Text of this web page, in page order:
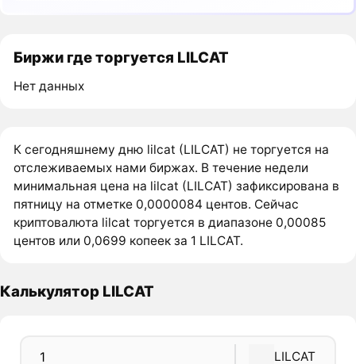
Биржи где торгуется LILCAT
Нет данных
К сегодняшнему дню lilcat (LILCAT) не торгуется на
отслеживаемых нами биржах. В течение недели
минимальная цена на lilcat (LILCAT) зафиксирована в
пятницу на отметке 0,0000084 центов. Сейчас
криптовалюта lilcat торгуется в диапазоне 0,00085
центов или 0,0699 копеек за 1 LILCAT.
Калькулятор LILCAT
LILCAT